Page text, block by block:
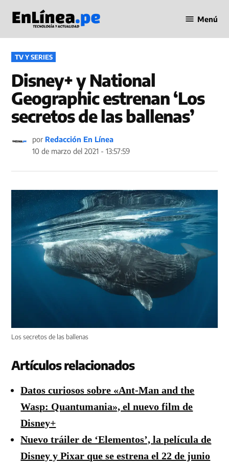
contenido
en Línea
Menú
PUBLICADO
EN
TV Y SERIES
Disney+ y National
Geographic estrenan ‘Los
secretos de las ballenas’
por Redacción En Línea
10 de marzo del 2021 - 13:57:59
Los secretos de las ballenas
Artículos relacionados
Datos curiosos sobre «Ant-Man and the
Wasp: Quantumania», el nuevo film de
Disney+
Nuevo tráiler de ‘Elementos’, la película de
Disney y Pixar que se estrena el 22 de junio